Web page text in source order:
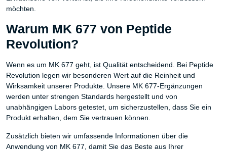
möchten.
Warum MK 677 von Peptide
Revolution?
Wenn es um MK 677 geht, ist Qualität entscheidend. Bei Peptide
Revolution legen wir besonderen Wert auf die Reinheit und
Wirksamkeit unserer Produkte. Unsere MK 677-Ergänzungen
werden unter strengen Standards hergestellt und von
unabhängigen Labors getestet, um sicherzustellen, dass Sie ein
Produkt erhalten, dem Sie vertrauen können.
Zusätzlich bieten wir umfassende Informationen über die
Anwendung von MK 677, damit Sie das Beste aus Ihrer